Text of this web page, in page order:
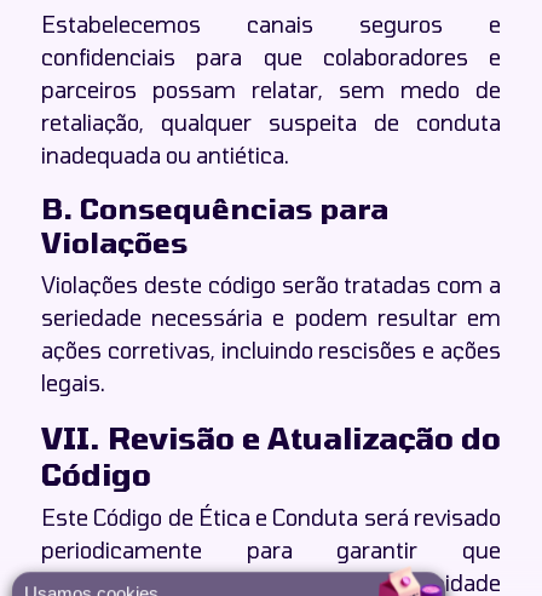
Estabelecemos canais seguros e
confidenciais para que colaboradores e
parceiros possam relatar, sem medo de
retaliação, qualquer suspeita de conduta
inadequada ou antiética.
B. Consequências para
Violações
Violações deste código serão tratadas com a
seriedade necessária e podem resultar em
ações corretivas, incluindo rescisões e ações
legais.
VII. Revisão e Atualização do
Código
Este Código de Ética e Conduta será revisado
periodicamente para garantir que
permaneça relevante e em conformidade